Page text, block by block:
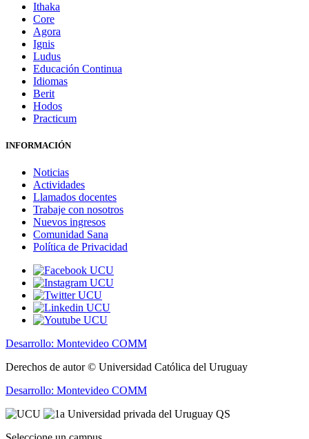
Ithaka
Core
Agora
Ignis
Ludus
Educación Continua
Idiomas
Berit
Hodos
Practicum
INFORMACIÓN
Noticias
Actividades
Llamados docentes
Trabaje con nosotros
Nuevos ingresos
Comunidad Sana
Política de Privacidad
Desarrollo: Montevideo COMM
Derechos de autor © Universidad Católica del Uruguay
Desarrollo: Montevideo COMM